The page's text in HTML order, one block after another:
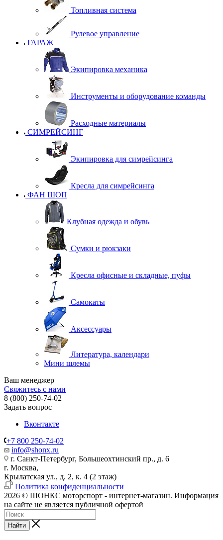
Топливная система
Рулевое управление
ГАРАЖ
Экипировка механика
Инструменты и оборудование команды
Расходные материалы
СИМРЕЙСИНГ
Экипировка для симрейсинга
Кресла для симрейсинга
ФАН ШОП
Клубная одежда и обувь
Сумки и рюкзаки
Кресла офисные и складные, пуфы
Самокаты
Аксессуары
Литература, календари
Мини шлемы
Ваш менеджер
Свяжитесь с нами
8 (800) 250-74-02
Задать вопрос
Вконтакте
+7 800 250-74-02
info@shonx.ru
г. Санкт-Петербург, Большеохтинский пр., д. 6
г. Москва,
Крылатская ул., д. 2, к. 4 (2 этаж)
Политика конфиденциальности
2026 © ШОНКС моторспорт - интернет-магазин. Информация
на сайте не является публичной офертой
Найти